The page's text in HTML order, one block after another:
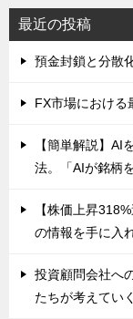
最近の投稿
預金封鎖と分散
FX市場における
【簡単解説】AI
法。「AIが銘柄
【株価上昇
の情報を手に入
投資顧問会社へ
たちが考えてい